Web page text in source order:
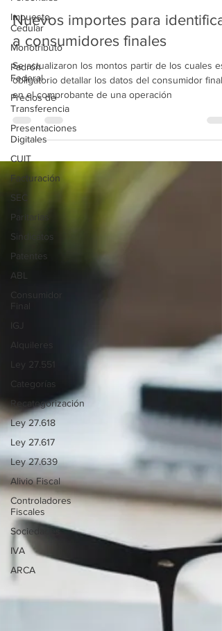
Impuesto
Cedular
Monotributo
Padrón
Federal
Precios de
Transferencia
Presentaciones
Digitales
CUIT
Facturación
SEC
Paritarias
Sindicatos
Patentes
ABL
Consumidor
Final
IGJ
Alquileres
Ley 27.551
Categorías
Recategorización
Ley 27.618
Ley 27.617
Ley 27.639
Alivio Fiscal
Controladores
Fiscales
Sociedades
IVA
ARCA
estudiojardel.com.ar
20 ene 2025
2 min de lectura
Nuevos importes para identificar
a consumidores finales
Se actualizaron los montos partir de los cuales es
obligatorio detallar los datos del consumidor final
en el comprobante de una operación